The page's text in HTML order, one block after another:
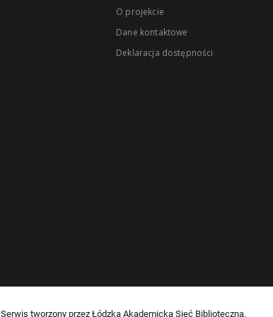
O projekcie
Dane kontaktowe
Deklaracja dostępności
Serwis tworzony przez Łódzką Akademicką Sieć Biblioteczną.